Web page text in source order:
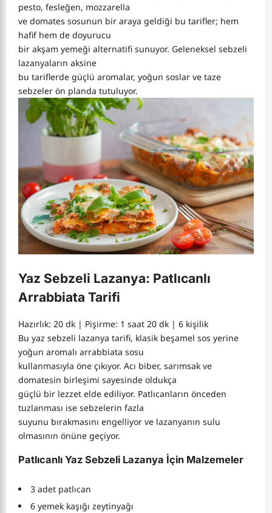
pesto, fesleğen, mozzarella
ve domates sosunun bir araya geldiği bu tarifler; hem
hafif hem de doyurucu
bir akşam yemeği alternatifi sunuyor. Geleneksel sebzeli
lazanyaların aksine
bu tariflerde güçlü aromalar, yoğun soslar ve taze
sebzeler ön planda tutuluyor.
Yaz Sebzeli Lazanya: Patlıcanlı
Arrabbiata Tarifi
Hazırlık: 20 dk | Pişirme: 1 saat 20 dk | 6 kişilik
Bu yaz sebzeli lazanya tarifi, klasik beşamel sos yerine
yoğun aromalı arrabbiata sosu
kullanmasıyla öne çıkıyor. Acı biber, sarımsak ve
domatesin birleşimi sayesinde oldukça
güçlü bir lezzet elde ediliyor. Patlıcanların önceden
tuzlanması ise sebzelerin fazla
suyunu bırakmasını engelliyor ve lazanyanın sulu
olmasının önüne geçiyor.
Patlıcanlı Yaz Sebzeli Lazanya İçin Malzemeler
3 adet patlıcan
6 yemek kaşığı zeytinyağı